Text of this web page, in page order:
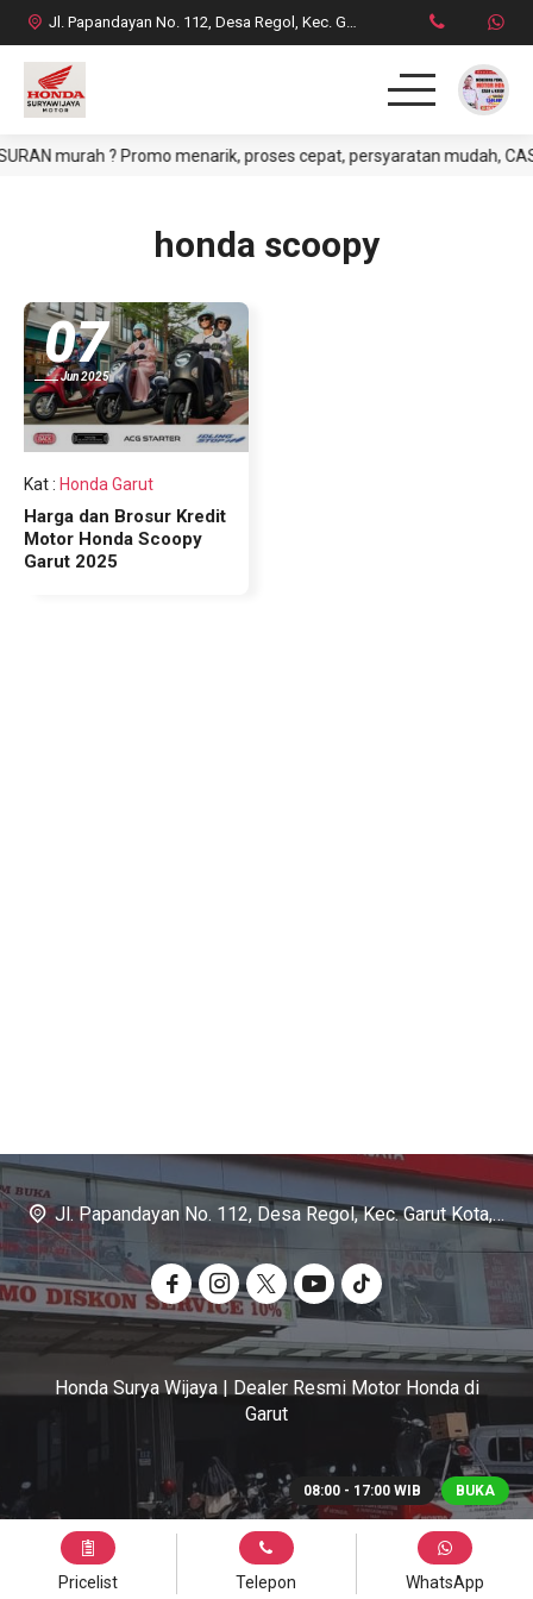
Jl. Papandayan No. 112, Desa Regol, Kec. Garut Kota, Kab. Garut
08:00 - 17:00 WIB BUKA
HOME
BROSUR CREDIT
SYARAT CASH / CREDIT
murah ? Promo menarik, proses cepat, persyaratan mudah,
honda scoopy
07
Jun 2025
Kat: Honda Garut
Harga dan Brosur Kredit
Motor Honda Scoopy
Garut 2025
Jl. Papandayan No. 112, Desa Regol, Kec. Garut Kota, Kab. Garut
Telepon WhatsApp
Pricelist
Honda Surya Wijaya | Dealer Resmi Motor Honda di
Garut